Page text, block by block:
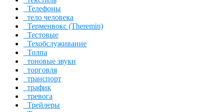
Телефоны
тело человека
Терменвокс (Theremin)
Тестовые
Техобслуживание
Толпа
тоновые звуки
торговля
транспорт
трафик
тревога
Трейлеры